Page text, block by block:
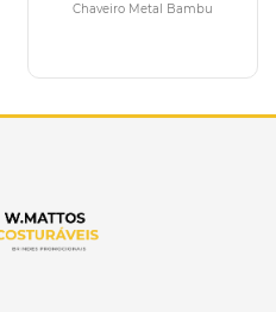
Chaveiro Metal Bambu